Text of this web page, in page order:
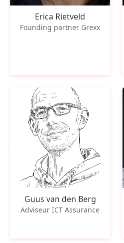
Erica Rietveld
Founding partner Grexx
Guus van den Berg
Adviseur ICT Assurance